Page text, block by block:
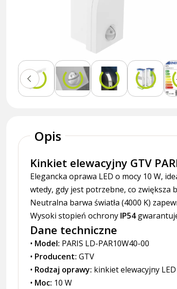
Opis
Kinkiet elewacyjny GTV
Elegancka oprawa LED o mocy 10 W,
wtedy, gdy jest potrzebne, co zwiększa
Neutralna barwa światła (4000 K)
Wysoki stopień ochrony IP54
Dane techniczne
• Model: PARIS LD-PAR10W40-00
• Producent: GTV
• Rodzaj oprawy: kinkiet elewacyjny
• Moc: 10 W